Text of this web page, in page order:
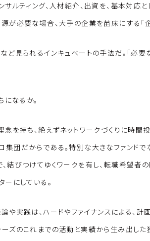
サルティング、人材紹介、出資を、基本対応
が必要な場合、大手の企業を苗床にする「
ど見られるインキュベートの手法だ。「必要
になるか。
念を持ち、絶えずネットワークづくりに時間
団だからである。特別な大きなファンドで
結びつけてゆくワークを有し、転職希望者
ーにしている。
や実践は、ハードやファイナンスによる、計
ズのこれまでの活動と実績から生み出した